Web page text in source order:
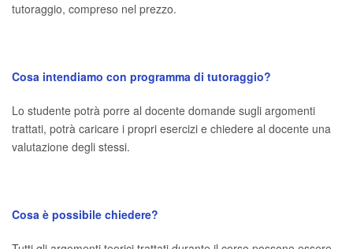
tutoraggio, compreso nel prezzo.
Cosa intendiamo con programma di tutoraggio?
Lo studente potrà porre al docente domande sugli argomenti
trattati, potrà caricare i propri esercizi e chiedere al docente una
valutazione degli stessi.
Cosa è possibile chiedere?